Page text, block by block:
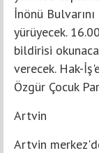
İnönü
yürüyecek.
bildirisi
verecek. Hak-
Özgür Çocuk
Artvin
Artvin